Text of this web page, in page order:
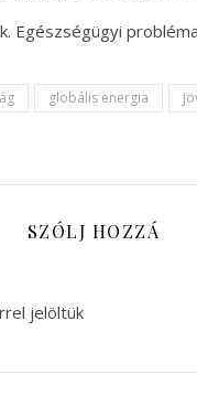
Egészségügyi
globális energia
SZÓLJ HOZZÁ
jelöltük